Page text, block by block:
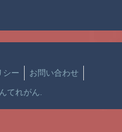
シー お問い合わせ
てれがん.